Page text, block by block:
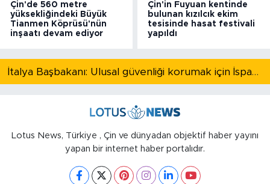
Çin'de 560 metre
yüksekliğindeki Büyük
Tianmen Köprüsü'nün
inşaatı devam ediyor
Çin'in Fuyuan kentinde
bulunan kızılcık ekim
tesisinde hasat festivali
yapıldı
İtalya Başbakanı: Ulusal güvenliği korumak için İspanya ile Schengen kapsamındaki serbest dolaşımı askıya alıyoruz
Lotus News, Türkiye , Çin ve dünyadan objektif haber yayını
yapan bir internet haber portalıdır.